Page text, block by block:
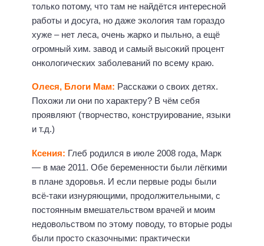
только потому, что там не найдётся интересной
работы и досуга, но даже экология там гораздо
хуже – нет леса, очень жарко и пыльно, а ещё
огромный хим. завод и самый высокий процент
онкологических заболеваний по всему краю.
Олеся, Блоги Мам: Расскажи о своих детях.
Похожи ли они по характеру? В чём себя
проявляют (творчество, конструирование, языки
и т.д.)
Ксения: Глеб родился в июле 2008 года, Марк
— в мае 2011. Обе беременности были лёгкими
в плане здоровья. И если первые роды были
всё-таки изнуряющими, продолжительными, с
постоянным вмешательством врачей и моим
недовольством по этому поводу, то вторые роды
были просто сказочными: практически